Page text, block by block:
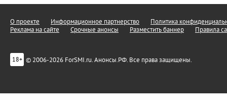
О проекте Информационное партнерство
Политика
Реклама на сайте
Срочные анонсы Разместить баннер Правила
18+ © 2006-2026 ForSMI.ru. Анонсы.РФ. Все права защищены.